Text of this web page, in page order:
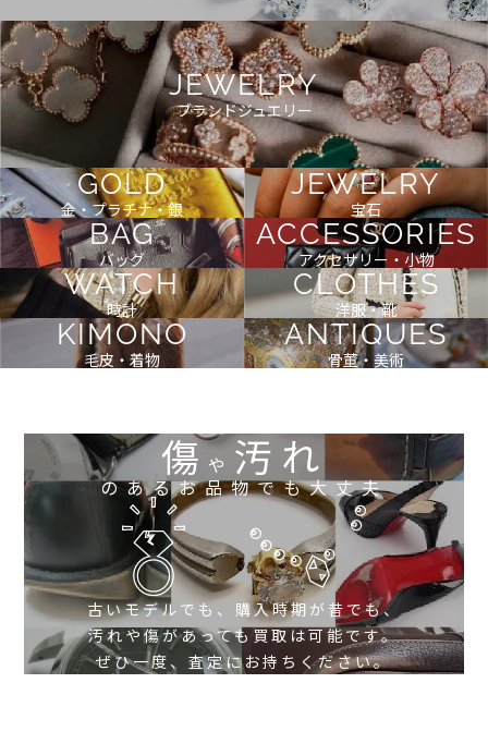
JEWELRY
ブランドジュエリー
GOLD
金・プラチナ・銀
JEWELRY
宝石
BAG
バッグ
ACCESSORIES
アクセサリー・小物
WATCH
時計
CLOTHES
洋服・靴
KIMONO
毛皮・着物
ANTIQUES
骨董・美術
傷や 汚れ
のあるお品物でも大丈夫
古いモデルでも、購入時期が昔でも、
汚れや傷があっても買取は可能です。
ぜひ一度、査定にお持ちください。